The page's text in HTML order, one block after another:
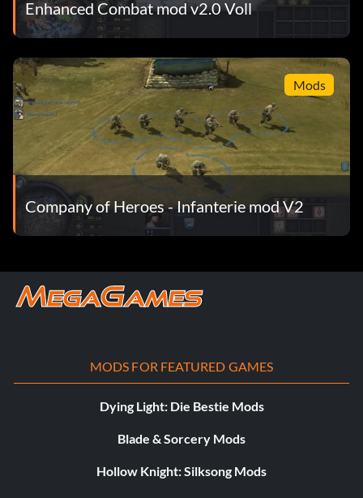
Enhanced Combat mod v2.0 Voll
Mods
Company of Heroes - Infanterie mod V2
MODS FOR FEATURED GAMES
Dying Light: Die Bestie Mods
Blade & Sorcery Mods
Hollow Knight: Silksong Mods